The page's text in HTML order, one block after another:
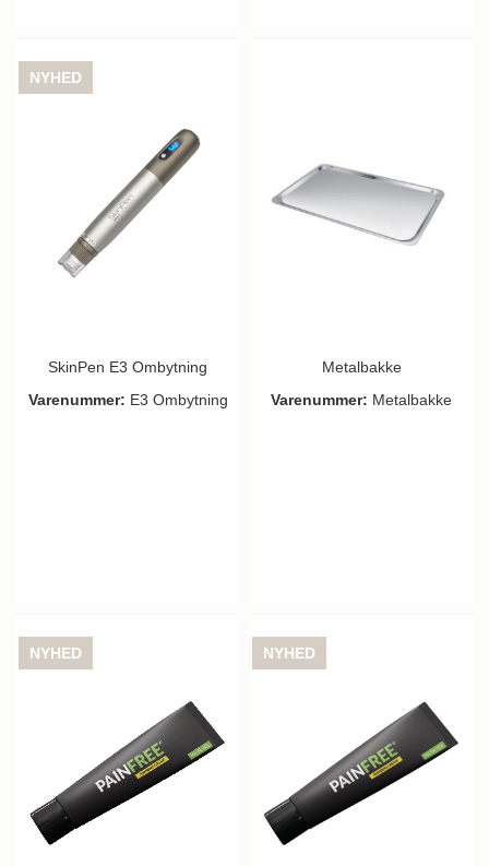
NYHED
SkinPen E3 Ombytning
Varenummer: E3 Ombytning
Metalbakke
Varenummer: Metalbakke
NYHED NYHED